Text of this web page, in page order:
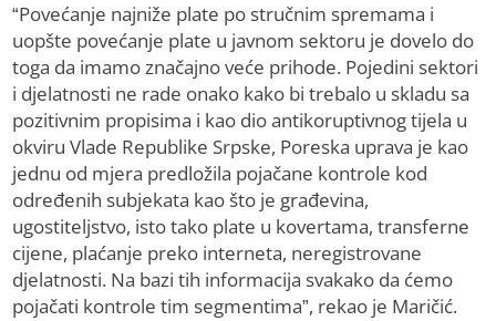
“Povećanje najniže plate po stručnim spremama i
uopšte povećanje plate u javnom sektoru je dovelo do
toga da imamo značajno veće prihode. Pojedini sektori
i djelatnosti ne rade onako kako bi trebalo u skladu sa
pozitivnim propisima i kao dio antikoruptivnog tijela u
okviru Vlade Republike Srpske, Poreska uprava je kao
jednu od mjera predložila pojačane kontrole kod
određenih subjekata kao što je građevina,
ugostiteljstvo, isto tako plate u kovertama, transferne
cijene, plaćanje preko interneta, neregistrovane
djelatnosti. Na bazi tih informacija svakako da ćemo
pojačati kontrole tim segmentima”, rekao je Maričić.